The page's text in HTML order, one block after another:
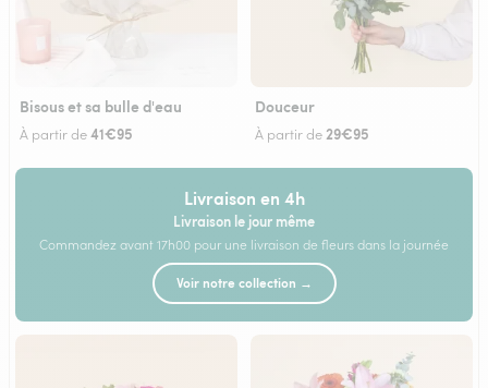
Bisous et sa bulle d'eau
À partir de41€95
Douceur
À partir de 29€95
Livraison en 4h
Livraison le jour même
Commandez avant 17h00 pour une livraison de fleurs dans la journée
Voir notre collection →